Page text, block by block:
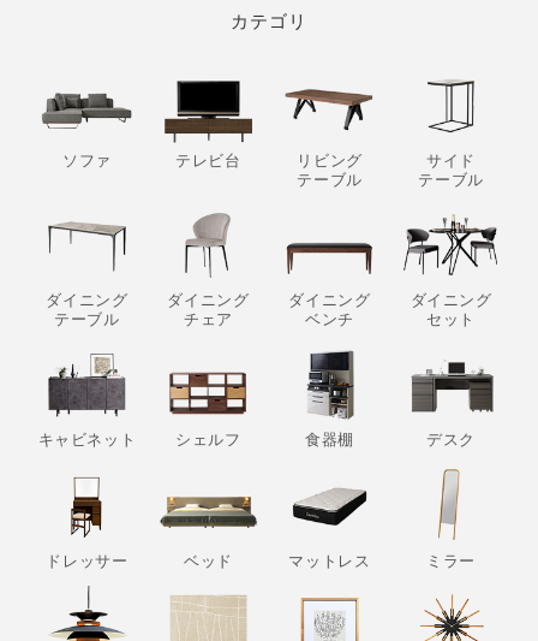
カテゴリ
ソファ テレビ台
リビング
テーブル
サイド
テーブル
ダイニング
テーブル
ダイニング
チェア
ダイニング
ベンチ
ダイニング
セット
キャビネット シェルフ 食器棚 デスク
ドレッサー ベッド マットレス ミラー